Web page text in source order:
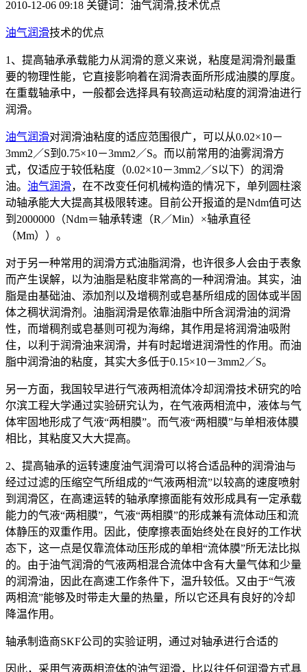
2010-12-06 09:18 关键词：油气润滑,技术优点
油气润滑技术的优点
1、提高轴承承载能力从润滑的意义来说，粘度是润滑剂最重
要的物理性能，它直接影响着在润滑表面所形成油膜的厚度。
在重载轴承中，一般都会选择具有较高运动粘度的润滑油进行
润滑。
油气润滑对润滑油粘度的适应范围很广，可以从0.02×10－
3mm2／S到0.75×10－3mm2／S。而以前常用的油雾润滑方
式，仅适应于较低粘度（0.02×10－3mm2／S以下）的润滑
油。 油气润滑，在不改变任何机械构造的情况下，单列圆柱滚
动轴承能大大提高其极限转速。目前公开报道的是Ndm值可达
到2000000（Ndm＝轴承转速（R／Min）×轴承直径
（Mm））。
对于另一种常用的润滑方式油脂润滑，也许很多人会由于表象
而产生误解，以为油脂是粘度非常高的一种润滑油。其实，油
脂是由基础油、添加剂以及增稠剂或皂基所组成的固体或半固
体之稠状润滑剂。油脂润滑是依靠油脂中所含润滑油的润滑
性，而增稠剂或皂基则可视为海绵，其作用是将润滑油吸附
住，以利于润滑油来润滑，并有时起增进润滑性的作用。而油
脂中润滑油的粘度，其实大多低于0.15×10－3mm2／S。
另一方面，我国较早进行气液两相流体冷却润滑技术研究的哈
尔滨工程大学通过实验研究认为，在气液两相流中，液体与气
体牢固地形成了气液“两相膜”。而气液“两相膜”与单相液体膜
相比，其粘度又大大提高。
2、提高轴承的运转速度油气润滑可以将合适品种的润滑油与
经过过滤的压缩空气所组成的“气液两相流”以较高的速度喷射
到润滑区，在高速运转的轴承摩擦面能有效形成具有一定承载
能力的气液“两相膜”，气液“两相膜”的形成兼有流体动压和流
体静压的双重作用。因此，使摩擦表面始终处在良好的工作状
态下，这一点是仅靠流体动压形成的单相“流体膜”所无法比拟
的。由于油气润滑的气液两相混合流体中含有大量气体和少量
的润滑油，因此在高速工作条件下，温升较低。又由于“气液
两相流”能够及时带走大量的热量，所以它还具有良好的冷却
降温作用。
轴承制造商SKF公司的实验证明，通过对轴承进行合适的
因此，采用气液两相流体的油气润滑，比以往任何润滑方式具